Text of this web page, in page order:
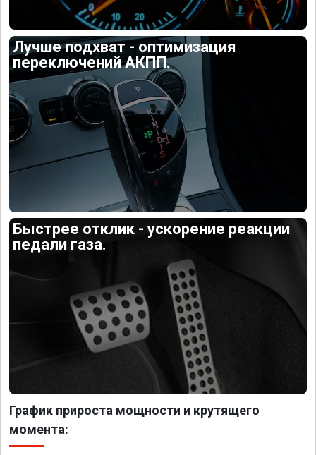
Лучше подхват - оптимизация
переключений АКПП.
Быстрее отклик - ускорение реакции
педали газа.
График прироста мощности и крутящего
момента: